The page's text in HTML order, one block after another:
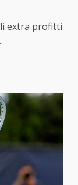
extra profitti